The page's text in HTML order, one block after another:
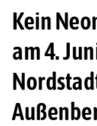
Kein
am 4.